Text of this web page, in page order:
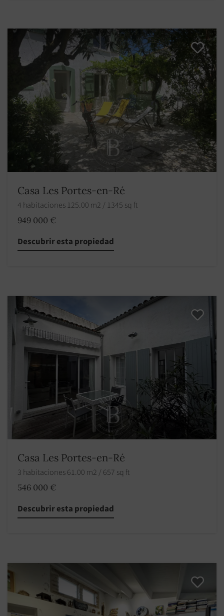
Casa Les Portes-en-Ré
4 habitaciones 125.00 m2 / 1345 sq ft
949 000 €
Descubrir esta propiedad
Casa Les Portes-en-Ré
3 habitaciones 61.00 m2 / 657 sq ft
546 000 €
Descubrir esta propiedad